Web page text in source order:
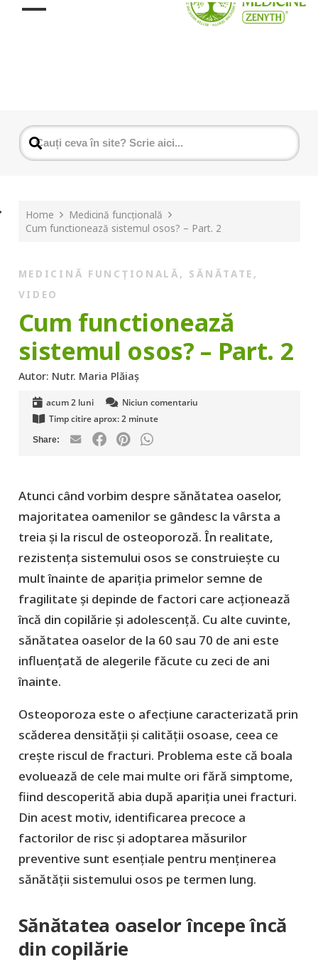
Home
Medicină funcțională
Cum functionează sistemul osos? – Part. 2
MEDICINĂ FUNCȚIONALĂ , SĂNĂTATE ,
VIDEO
Cum functionează
sistemul osos? – Part. 2
Autor: Nutr. Maria Plăiaș
acum 2 luni
Niciun comentariu
Timp citire aprox: 2 minute
Atunci când vorbim despre sănătatea oaselor,
majoritatea oamenilor se gândesc la vârsta a
treia și la riscul de osteoporoză. În realitate,
rezistența sistemului osos se construiește cu
mult înainte de apariția primelor semne de
fragilitate și depinde de factori care acționează
încă din copilărie și adolescență. Cu alte cuvinte,
sănătatea oaselor de la 60 sau 70 de ani este
influențată de alegerile făcute cu zeci de ani
înainte.
Osteoporoza este o afecțiune caracterizată prin
scăderea densității și calității osoase, ceea ce
crește riscul de fracturi. Problema este că boala
evoluează de cele mai multe ori fără simptome,
fiind descoperită abia după apariția unei fracturi.
Din acest motiv, identificarea precoce a
factorilor de risc și adoptarea măsurilor
preventive sunt esențiale pentru menținerea
sănătății sistemului osos pe termen lung.
Sănătatea oaselor începe încă
din copilărie